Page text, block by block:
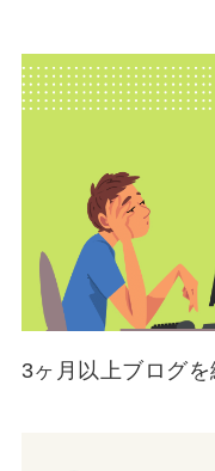
3ヶ月以上ブログ